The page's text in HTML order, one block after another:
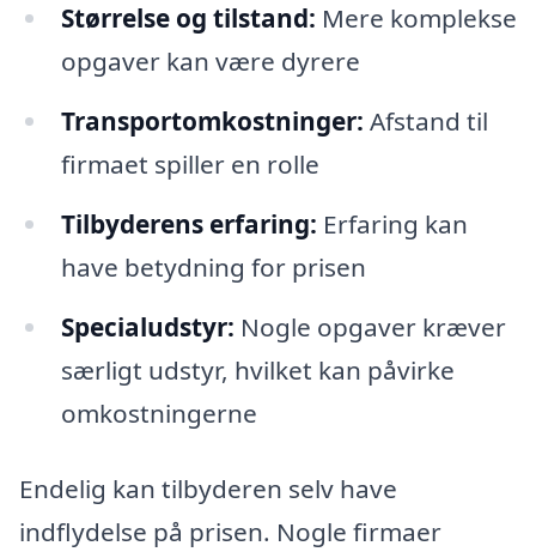
Størrelse og tilstand: Mere komplekse
opgaver kan være dyrere
Transportomkostninger: Afstand til
firmaet spiller en rolle
Tilbyderens erfaring: Erfaring kan
have betydning for prisen
Specialudstyr: Nogle opgaver kræver
særligt udstyr, hvilket kan påvirke
omkostningerne
Endelig kan tilbyderen selv have
indflydelse på prisen. Nogle firmaer